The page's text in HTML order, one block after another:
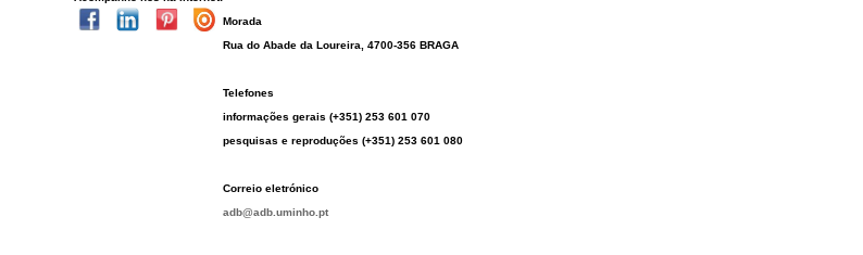
Morada
Rua do Abade da Loureira, 4700-356 BRAGA
Telefones
informações gerais (+351) 253 601 070
pesquisas e reproduções (+351) 253 601 080
Correio eletrónico
adb@adb.uminho.pt